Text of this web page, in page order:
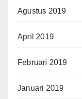
Agustus 2019
April 2019
Februari 2019
Januari 2019